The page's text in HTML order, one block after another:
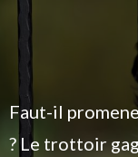
Faut-il
? Le trottoir